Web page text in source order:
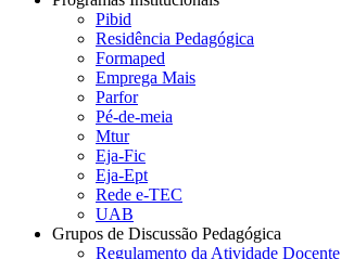
Pibid
Residência Pedagógica
Formaped
Emprega Mais
Parfor
Pé-de-meia
Mtur
Eja-Fic
Eja-Ept
Rede e-TEC
UAB
Grupos de Discussão Pedagógica
Regulamento da Atividade Docente